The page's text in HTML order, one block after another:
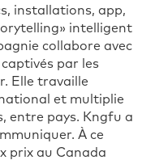
installations, app,
intelligent
collabore avec
par les
Elle travaille
et multiplie
entre pays. Kngfu a
À ce
prix au Canada